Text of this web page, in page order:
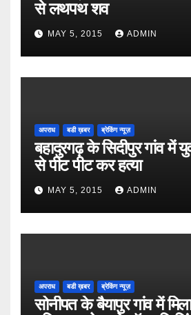
से लथपथ शव
MAY 5, 2015 ADMIN
अपराध बडी ख़बर ब्रेकिंग न्यूज़
बहादुरगढ़ के सिदीपुर गांव में
से पीट पीट कर हत्या
MAY 5, 2015 ADMIN
अपराध बडी ख़बर ब्रेकिंग न्यूज़
सोनीपत के बैयापुर गांव में